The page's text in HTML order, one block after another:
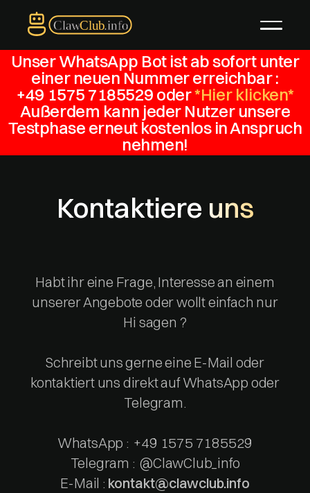
Unser WhatsApp Bot ist ab sofort unter
einer neuen Nummer erreichbar :
+49 1575 7185529 oder*Hier klicken*
Außerdem kann jeder Nutzer unsere
Testphase erneut kostenlos in Anspruch
nehmen!
Kontaktiere uns
Habt ihr eine Frage, Interesse an einem
unserer Angebote oder wollt einfach nur
Hi sagen ?
Schreibt uns gerne eine E-Mail oder
kontaktiert uns direkt auf WhatsApp oder
Telegram.
WhatsApp : +49 1575 7185529
Telegram : @ClawClub_info
E-Mail : kontakt@clawclub.info